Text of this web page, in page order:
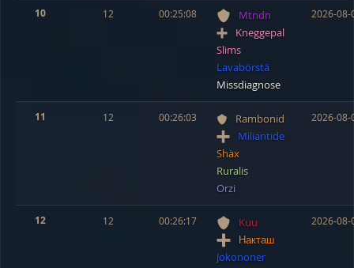
10 12 00:25:08
Mtndn
Kneggepal
Slims
Lavabörstä
Missdiagnose
2026-08-
11 12 00:26:03
Rambonid
Miliantide
Shäx
Ruralis
Orzi
2026-08-
12 12 00:26:17
Kuu
Накташ
Jokononer
2026-08-